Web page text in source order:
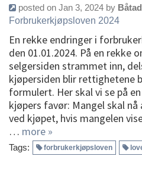
posted on Jan 3, 2024 by
Forbrukerkjøpsloven 2024
En rekke endringer i
den 01.01.2024. På en rekke
selgersiden strammet inn,
kjøpersiden blir rettighetene
formulert. Her skal vi se på
kjøpers favør: Mangel skal
ved kjøpet, hvis mangelen
… more »
Tags: forbrukerkjøpsloven